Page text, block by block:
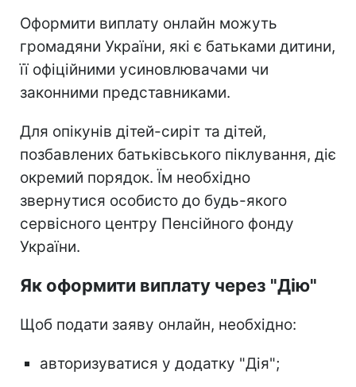
Оформити виплату онлайн можуть
громадяни України, які є батьками дитини,
її офіційними усиновлювачами чи
законними представниками.
Для опікунів дітей-сиріт та дітей,
позбавлених батьківського піклування, діє
окремий порядок. Їм необхідно
звернутися особисто до будь-якого
сервісного центру Пенсійного фонду
України.
Як оформити виплату через "Дію"
Щоб подати заяву онлайн, необхідно:
авторизуватися у додатку "Дія";